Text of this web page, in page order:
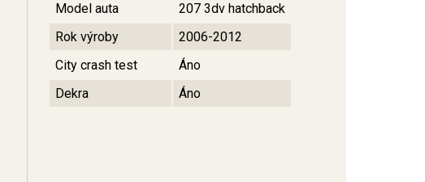
Model auta
207 3dv hatchback
Rok výroby
2006-2012
City crash test
Áno
Dekra
Áno